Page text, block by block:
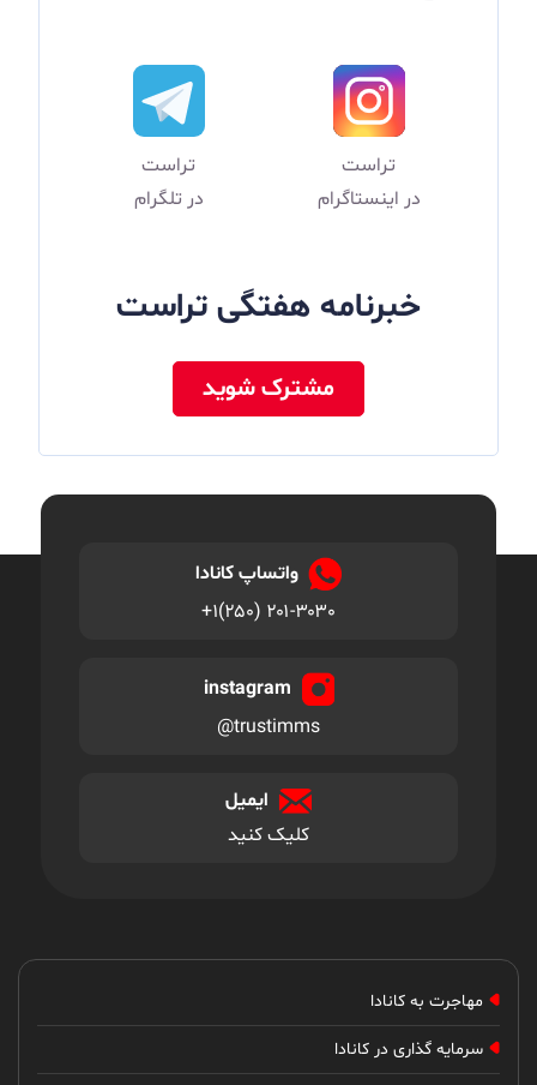
تراست
در اینستاگرام
تراست
در تلگرام
خبرنامه هفتگی تراست
مشترک شوید
واتساپ کانادا
+۱(۲۵۰) ۲۰۱-۳۰۳۰
instagram
@trustimms
ایمیل
کلیک کنید
مهاجرت به کانادا
سرمایه گذاری در کانادا